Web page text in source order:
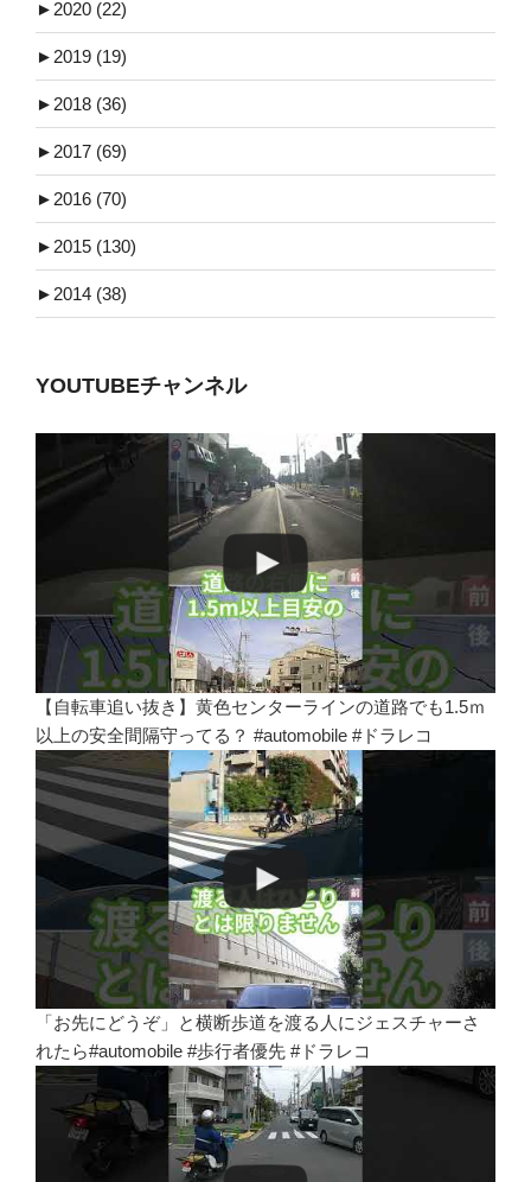
► 2020 (22)
► 2019 (19)
► 2018 (36)
► 2017 (69)
► 2016 (70)
► 2015 (130)
► 2014 (38)
YOUTUBEチャンネル
【自転車追い抜き】黄色センターラインの道路でも1.5ｍ
以上の安全間隔守ってる？ #automobile #ドラレコ
「お先にどうぞ」と横断歩道を渡る人にジェスチャーさ
れたら#automobile #歩行者優先 #ドラレコ